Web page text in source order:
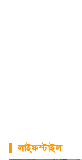
লাইফস্টাইল